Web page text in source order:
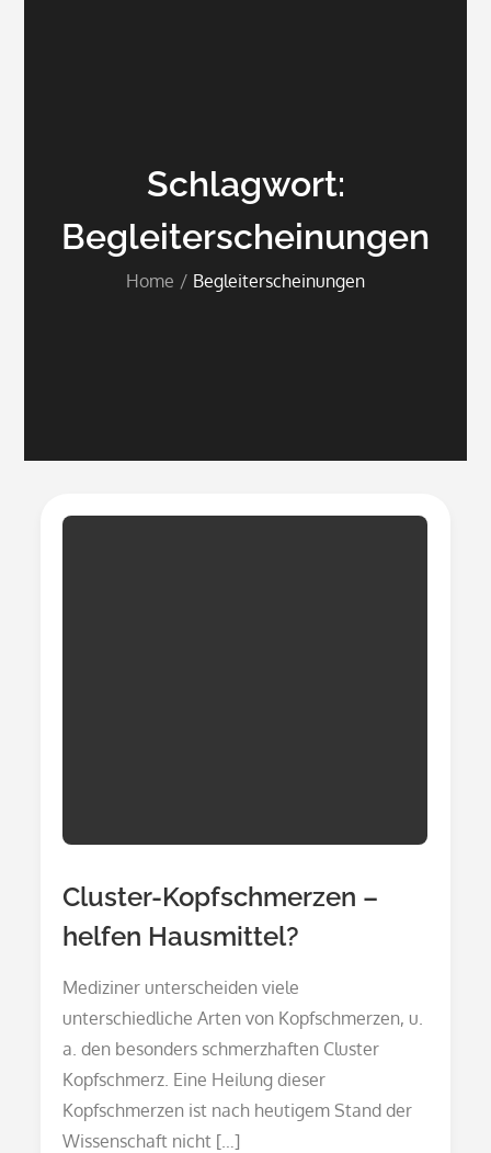
Schlagwort:
Begleiterscheinungen
Home Begleiterscheinungen
Cluster-Kopfschmerzen –
helfen Hausmittel?
Mediziner unterscheiden viele
unterschiedliche Arten von Kopfschmerzen, u.
a. den besonders schmerzhaften Cluster
Kopfschmerz. Eine Heilung dieser
Kopfschmerzen ist nach heutigem Stand der
Wissenschaft nicht […]